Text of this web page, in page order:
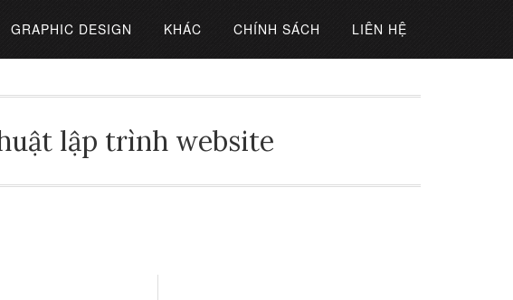
GRAPHIC DESIGN KHÁC CHÍNH SÁCH LIÊN HỆ
lập trình website